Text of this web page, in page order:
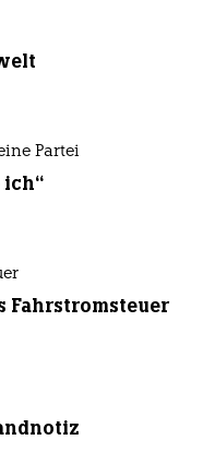
Partei
ich“
Fahrstromsteuer